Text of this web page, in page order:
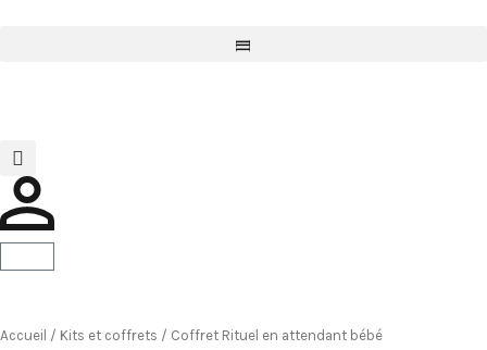
l
l
l
Accueil / Kits et coffrets / Coffret Rituel en attendant bébé